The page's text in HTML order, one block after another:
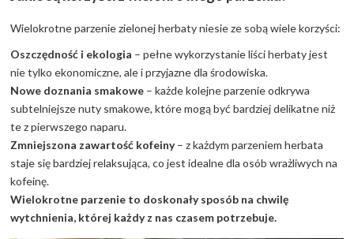
Wielokrotne parzenie zielonej herbaty niesie ze sobą wiele korzyści:
Oszczędność i ekologia – pełne wykorzystanie liści herbaty jest
nie tylko ekonomiczne, ale i przyjazne dla środowiska.
Nowe doznania smakowe – każde kolejne parzenie odkrywa
subtelniejsze nuty smakowe, które mogą być bardziej delikatne niż
te z pierwszego naparu.
Zmniejszona zawartość kofeiny– z każdym parzeniem herbata
staje się bardziej relaksująca, co jest idealne dla osób wrażliwych na
kofeinę.
Wielokrotne parzenie to doskonały sposób na chwilę
wytchnienia, której każdy z nas czasem potrzebuje.